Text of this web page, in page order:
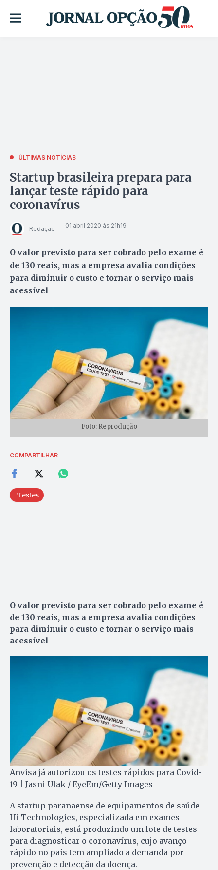
ÚLTIMAS NOTÍCIAS
Startup brasileira prepara para
lançar teste rápido para
coronavírus
Redação 01 abril 2020 às 21h19
O valor previsto para ser cobrado pelo exame é
de 130 reais, mas a empresa avalia condições
para diminuir o custo e tornar o serviço mais
acessível
Foto: Reprodução
COMPARTILHAR
Testes
O valor previsto para ser cobrado pelo exame é
de 130 reais, mas a empresa avalia condições
para diminuir o custo e tornar o serviço mais
acessível
Anvisa já autorizou os testes rápidos para Covid-
19 | Jasni Ulak / EyeEm/Getty Images
A startup paranaense de equipamentos de saúde
Hi Technologies, especializada em exames
laboratoriais, está produzindo um lote de testes
para diagnosticar o coronavírus, cujo avanço
rápido no país tem ampliado a demanda por
prevenção e detecção da doença.